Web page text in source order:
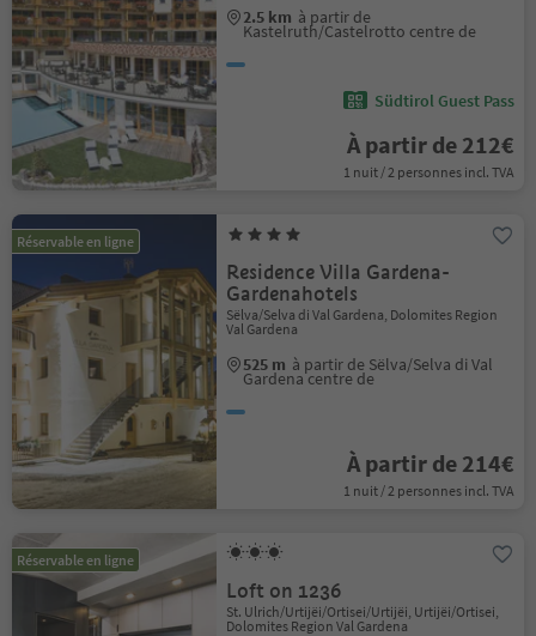
2.5 km à partir de
Kastelruth/Castelrotto centre de
Südtirol Guest Pass
À partir de 212€
1 nuit / 2 personnes incl. TVA
Réservable en ligne
Residence Villa Gardena-
Gardenahotels
Sëlva/Selva di Val Gardena, Dolomites Region
Val Gardena
525 m à partir de Sëlva/Selva di Val
Gardena centre de
À partir de 214€
1 nuit / 2 personnes incl. TVA
Réservable en ligne
Loft on 1236
St. Ulrich/Urtijëi/Ortisei/Urtijëi, Urtijëi/Ortisei,
Dolomites Region Val Gardena